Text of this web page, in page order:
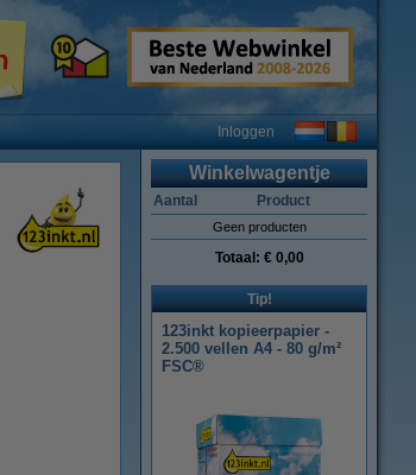
Inloggen
Winkelwagentje
Aantal Product
Geen producten
Totaal: € 0,00
Tip!
123inkt kopieerpapier -
2.500 vellen A4 - 80 g/m²
FSC®